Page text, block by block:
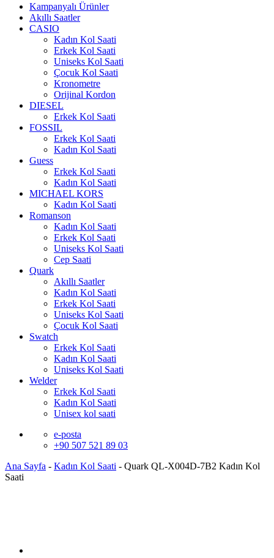
Kampanyalı Ürünler
Akıllı Saatler
CASIO
Kadın Kol Saati
Erkek Kol Saati
Uniseks Kol Saati
Çocuk Kol Saati
Kronometre
Orijinal Kordon
DIESEL
Erkek Kol Saati
FOSSIL
Erkek Kol Saati
Kadın Kol Saati
Guess
Erkek Kol Saati
Kadın Kol Saati
MICHAEL KORS
Kadın Kol Saati
Romanson
Kadın Kol Saati
Erkek Kol Saati
Uniseks Kol Saati
Cep Saati
Quark
Akıllı Saatler
Kadın Kol Saati
Erkek Kol Saati
Uniseks Kol Saati
Çocuk Kol Saati
Swatch
Erkek Kol Saati
Kadın Kol Saati
Uniseks Kol Saati
Welder
Erkek Kol Saati
Kadın Kol Saati
Unisex kol saati
e-posta
+90 507 521 89 03
Ana Sayfa - Kadın Kol Saati - Quark QL-X004D-7B2 Kadın Kol
Saati